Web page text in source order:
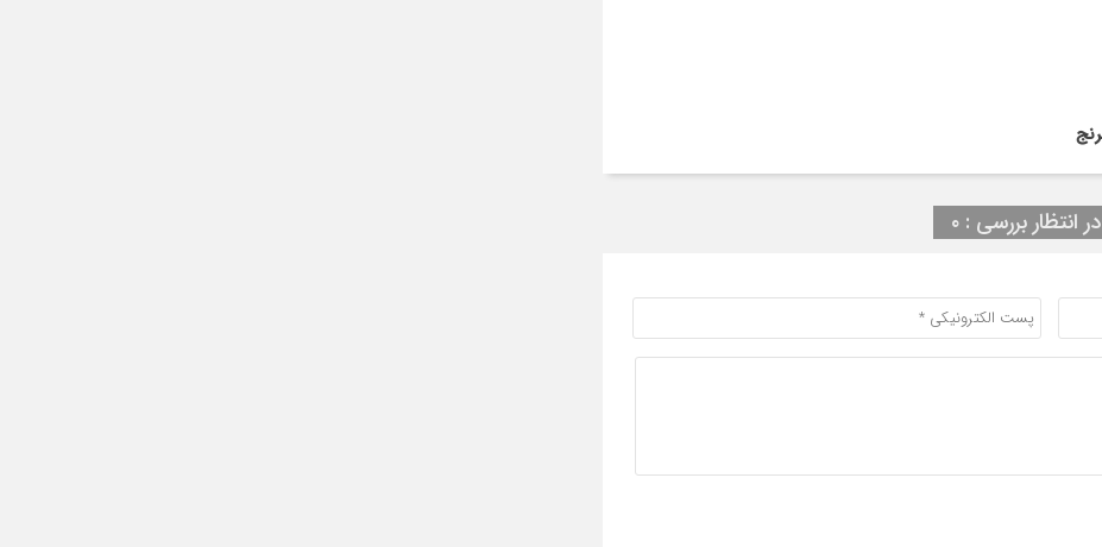
در انتظار بررسی : ۰